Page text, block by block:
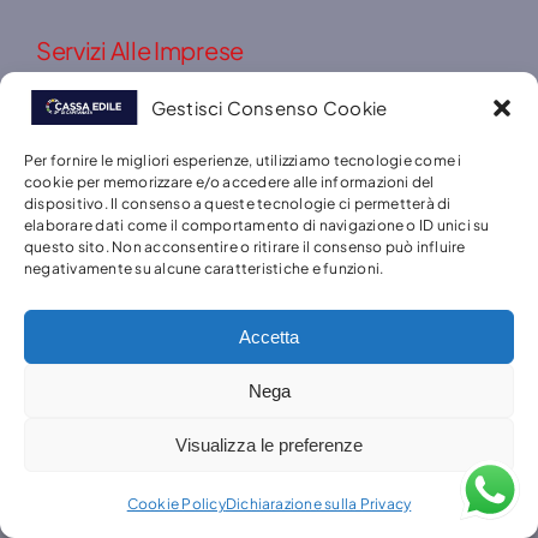
Gestisci Consenso Cookie
Per fornire le migliori esperienze, utilizziamo tecnologie come i
cookie per memorizzare e/o accedere alle informazioni del
dispositivo. Il consenso a queste tecnologie ci permetterà di
elaborare dati come il comportamento di navigazione o ID unici su
questo sito. Non acconsentire o ritirare il consenso può influire
negativamente su alcune caratteristiche e funzioni.
Accetta
Nega
Visualizza le preferenze
Cookie PolicyDichiarazione sulla Privacy
Servizi Alle Imprese
Contrattazione Collettiva
Tabelle Paga
Aliquote Contributive
Norme E Adempimenti